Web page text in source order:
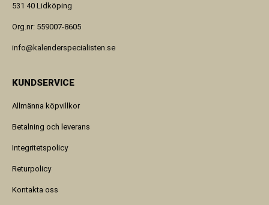
531 40 Lidköping
Org.nr: 559007-8605
info@kalenderspecialisten.se
KUNDSERVICE
Allmänna köpvillkor
Betalning och leverans
Integritetspolicy
Returpolicy
Kontakta oss